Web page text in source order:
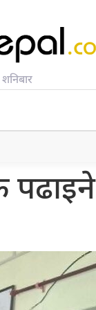
पढाइने